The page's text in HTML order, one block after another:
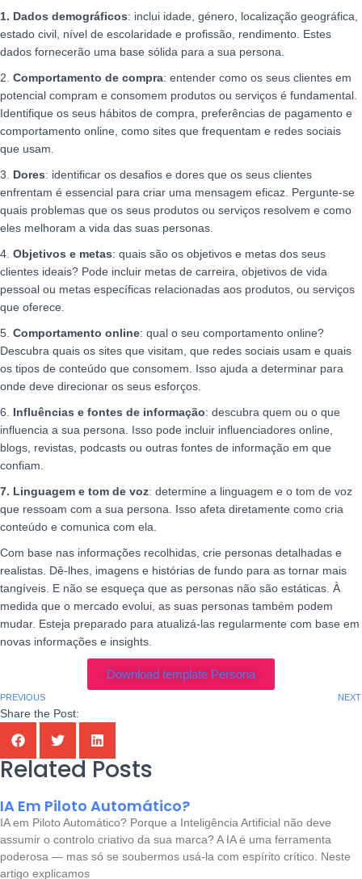
1. Dados demográficos: inclui idade, género, localização geográfica,
estado civil, nível de escolaridade e profissão, rendimento. Estes
dados fornecerão uma base sólida para a sua persona.
2. Comportamento de compra: entender como os seus clientes em
potencial compram e consomem produtos ou serviços é fundamental.
Identifique os seus hábitos de compra, preferências de pagamento e
comportamento online, como sites que frequentam e redes sociais
que usam.
3. Dores: identificar os desafios e dores que os seus clientes
enfrentam é essencial para criar uma mensagem eficaz. Pergunte-se
quais problemas que os seus produtos ou serviços resolvem e como
eles melhoram a vida das suas personas.
4. Objetivos e metas: quais são os objetivos e metas dos seus
clientes ideais? Pode incluir metas de carreira, objetivos de vida
pessoal ou metas específicas relacionadas aos produtos, ou serviços
que oferece.
5. Comportamento online: qual o seu comportamento online?
Descubra quais os sites que visitam, que redes sociais usam e quais
os tipos de conteúdo que consomem. Isso ajuda a determinar para
onde deve direcionar os seus esforços.
6. Influências e fontes de informação: descubra quem ou o que
influencia a sua persona. Isso pode incluir influenciadores online,
blogs, revistas, podcasts ou outras fontes de informação em que
confiam.
7. Linguagem e tom de voz: determine a linguagem e o tom de voz
que ressoam com a sua persona. Isso afeta diretamente como cria
conteúdo e comunica com ela.
Com base nas informações recolhidas, crie personas detalhadas e
realistas. Dê-lhes, imagens e histórias de fundo para as tornar mais
tangíveis. E não se esqueça que as personas não são estáticas. À
medida que o mercado evolui, as suas personas também podem
mudar. Esteja preparado para atualizá-las regularmente com base em
novas informações e insights.
Download template Persona
PREVIOUS NEXT
Share the Post:
Related Posts
IA Em Piloto Automático?
IA em Piloto Automático? Porque a Inteligência Artificial não deve
assumir o controlo criativo da sua marca? A IA é uma ferramenta
poderosa — mas só se soubermos usá-la com espírito crítico. Neste
artigo explicamos